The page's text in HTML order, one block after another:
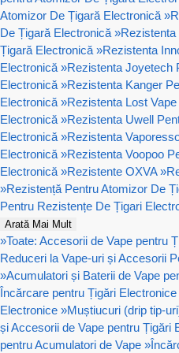
Atomizor De Țigară Electronică »
De Țigară Electronică »
Țigară Electronică »Rezistenta
Electronică »Rezistenta Joyetech
Electronică »Rezistenta Kanger
Electronică »Rezistenta Lost
Electronică »Rezistenta Uwell
Electronică »Rezistenta
Electronică »Rezistenta Voopoo
Electronică »Rezistente OXVA »
»Rezistență Pentru Atomizor De
Pentru Rezistențe De Țigari
Arată Mai Mult
»Toate: Accesorii de Vape pentru
Reduceri la Vape-uri și Accesorii
»Acumulatori și Baterii de Vape
Încărcare pentru Țigări Electronice
Electronice »Muștiucuri (drip tip-
și Accesorii de Vape pentru Țigări
pentru Acumulatori de Vape »